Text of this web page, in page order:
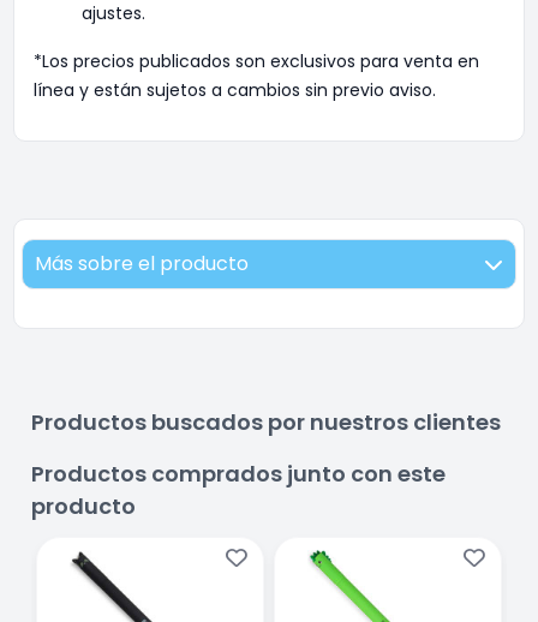
ajustes.
*Los precios publicados son exclusivos para venta en
línea y están sujetos a cambios sin previo aviso.
Más sobre el producto
Productos buscados por nuestros clientes
Productos comprados junto con este
producto